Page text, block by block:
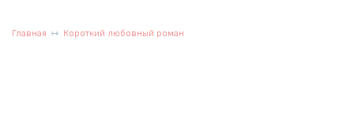
Главная Короткий любовный роман